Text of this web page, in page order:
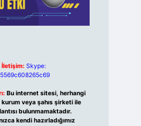
İletişim: Skype:
Bu internet sitesi, herhangi
veya şahıs şirketi ile
bulunmamaktadır.
kendi hazırladığımız